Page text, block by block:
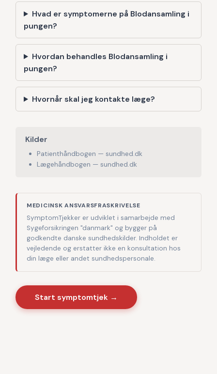
Hvad er symptomerne på Blodansamling i
pungen?
Hvordan behandles Blodansamling i
pungen?
Hvornår skal jeg kontakte læge?
Kilder
Patienthåndbogen — sundhed.dk
Lægehåndbogen — sundhed.dk
MEDICINSK ANSVARSFRASKRIVELSE
SymptomTjekker er udviklet i samarbejde med
Sygeforsikringen "danmark" og bygger på
godkendte danske sundhedskilder. Indholdet er
vejledende og erstatter ikke en konsultation hos
din læge eller andet sundhedspersonale.
Start symptomtjek →